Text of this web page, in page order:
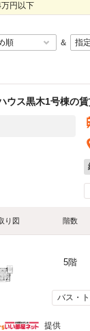
円以下
＆
ウス黒木1号棟の
り図 階数
5階
バス・
提供